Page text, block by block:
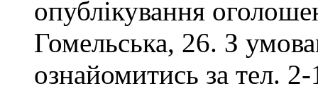
опублікування
Гомельська, 26. З
ознайомитись за тел.